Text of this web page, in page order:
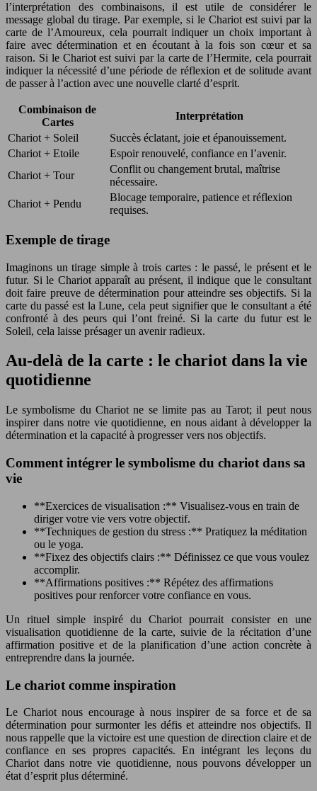
l’interprétation des combinaisons, il est utile de considérer le
message global du tirage. Par exemple, si le Chariot est suivi par la
carte de l’Amoureux, cela pourrait indiquer un choix important à
faire avec détermination et en écoutant à la fois son cœur et sa
raison. Si le Chariot est suivi par la carte de l’Hermite, cela pourrait
indiquer la nécessité d’une période de réflexion et de solitude avant
de passer à l’action avec une nouvelle clarté d’esprit.
Combinaison de
Cartes
Interprétation
Chariot + Soleil
Succès éclatant, joie et épanouissement.
Chariot + Etoile
Espoir renouvelé, confiance en l’avenir.
Chariot + Tour
Conflit ou changement brutal, maîtrise
nécessaire.
Chariot + Pendu
Blocage temporaire, patience et réflexion
requises.
Exemple de tirage
Imaginons un tirage simple à trois cartes : le passé, le présent et le
futur. Si le Chariot apparaît au présent, il indique que le consultant
doit faire preuve de détermination pour atteindre ses objectifs. Si la
carte du passé est la Lune, cela peut signifier que le consultant a été
confronté à des peurs qui l’ont freiné. Si la carte du futur est le
Soleil, cela laisse présager un avenir radieux.
Au-delà de la carte : le chariot dans la vie
quotidienne
Le symbolisme du Chariot ne se limite pas au Tarot; il peut nous
inspirer dans notre vie quotidienne, en nous aidant à développer la
détermination et la capacité à progresser vers nos objectifs.
Comment intégrer le symbolisme du chariot dans sa
vie
**Exercices de visualisation :** Visualisez-vous en train de
diriger votre vie vers votre objectif.
**Techniques de gestion du stress :** Pratiquez la méditation
ou le yoga.
**Fixez des objectifs clairs :** Définissez ce que vous voulez
accomplir.
**Affirmations positives :** Répétez des affirmations
positives pour renforcer votre confiance en vous.
Un rituel simple inspiré du Chariot pourrait consister en une
visualisation quotidienne de la carte, suivie de la récitation d’une
affirmation positive et de la planification d’une action concrète à
entreprendre dans la journée.
Le chariot comme inspiration
Le Chariot nous encourage à nous inspirer de sa force et de sa
détermination pour surmonter les défis et atteindre nos objectifs. Il
nous rappelle que la victoire est une question de direction claire et de
confiance en ses propres capacités. En intégrant les leçons du
Chariot dans notre vie quotidienne, nous pouvons développer un
état d’esprit plus déterminé.